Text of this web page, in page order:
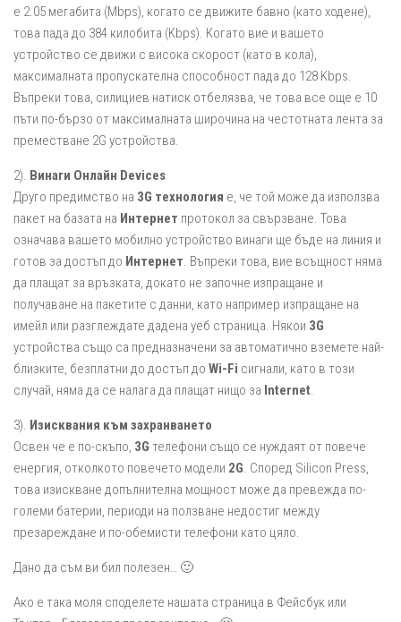
е 2.05 мегабита (Mbps), когато се движите бавно (като ходене),
това пада до 384 килобита (Kbps). Когато вие и вашето
устройство се движи с висока скорост (като в кола),
максималната пропускателна способност пада до 128 Kbps.
Въпреки това, силициев натиск отбелязва, че това все още е 10
пъти по-бързо от максималната широчина на честотната лента за
преместване 2G устройства.
2). Винаги Онлайн Devices
Друго предимство на 3G технология е, че той може да използва
пакет на базата на Интернет протокол за свързване. Това
означава вашето мобилно устройство винаги ще бъде на линия и
готов за достъп до Интернет. Въпреки това, вие всъщност няма
да плащат за връзката, докато не започне изпращане и
получаване на пакетите с данни, като например изпращане на
имейл или разглеждате дадена уеб страница. Някои 3G
устройства също са предназначени за автоматично вземете най-
близките, безплатни до достъп до Wi-Fi сигнали, като в този
случай, няма да се налага да плащат нищо за Internet.
3). Изисквания към захранването
Освен че е по-скъпо, 3G телефони също се нуждаят от повече
енергия, отколкото повечето модели 2G. Според Silicon Press,
това изискване допълнителна мощност може да превежда по-
големи батерии, периоди на ползване недостиг между
презареждане и по-обемисти телефони като цяло.
Дано да съм ви бил полезен… 🙂
Ако е така моля споделете нашата страница в Фейсбук или